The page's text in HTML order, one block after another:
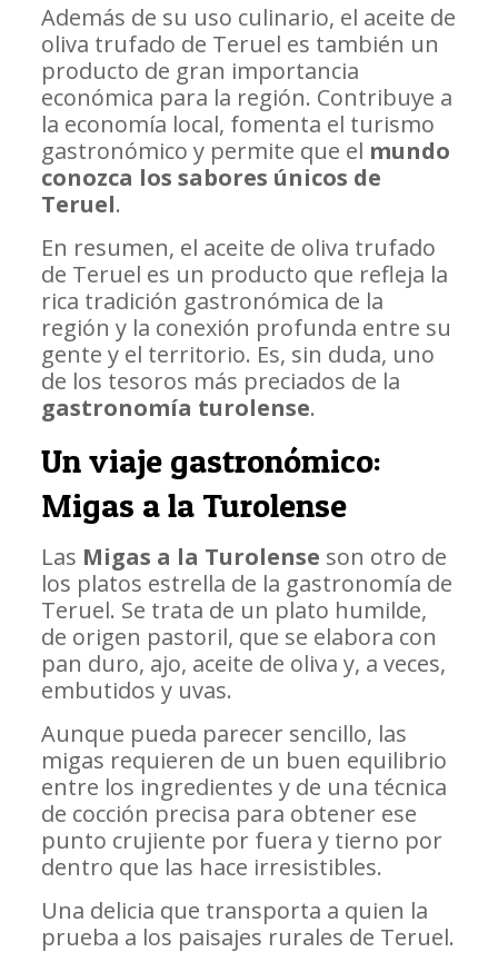
Además de su uso culinario, el aceite de
oliva trufado de Teruel es también un
producto de gran importancia
económica para la región. Contribuye a
la economía local, fomenta el turismo
gastronómico y permite que el mundo
conozca los sabores únicos de
Teruel.
En resumen, el aceite de oliva trufado
de Teruel es un producto que refleja la
rica tradición gastronómica de la
región y la conexión profunda entre su
gente y el territorio. Es, sin duda, uno
de los tesoros más preciados de la
gastronomía turolense.
Un viaje gastronómico:
Migas a la Turolense
Las Migas a la Turolense son otro de
los platos estrella de la gastronomía de
Teruel. Se trata de un plato humilde,
de origen pastoril, que se elabora con
pan duro, ajo, aceite de oliva y, a veces,
embutidos y uvas.
Aunque pueda parecer sencillo, las
migas requieren de un buen equilibrio
entre los ingredientes y de una técnica
de cocción precisa para obtener ese
punto crujiente por fuera y tierno por
dentro que las hace irresistibles.
Una delicia que transporta a quien la
prueba a los paisajes rurales de Teruel.